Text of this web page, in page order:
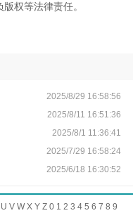
权等法律责任。
2025/8/29 16:58:56
2025/8/11 16:51:36
2025/8/1 11:36:41
2025/7/29 16:58:24
2025/6/18 16:30:52
U V W X Y Z 0 1 2 3 4 5 6 7 8 9